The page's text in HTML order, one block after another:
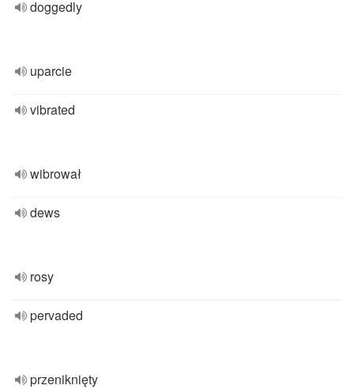
doggedly
uparcie
vibrated
wibrował
dews
rosy
pervaded
przeniknięty